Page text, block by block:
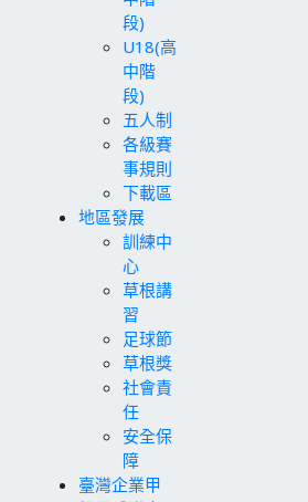
段)
U18(高
中階
段)
五人制
各級賽
事規則
下載區
地區發展
訓練中
心
草根講
習
足球節
草根獎
社會責
任
安全保
障
臺灣企業甲